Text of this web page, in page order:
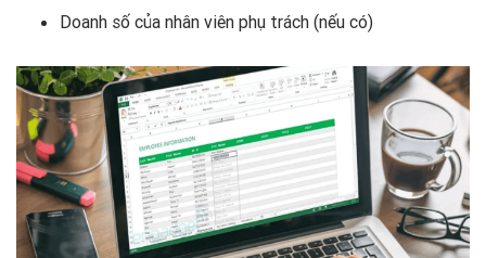
Doanh số của nhân viên phụ trách (nếu có)